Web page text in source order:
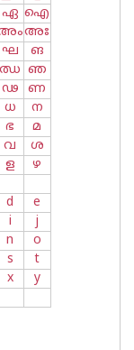
ഏ ഐ
അഃ
ഘ
ങ
ഝ ഞ
ഢ
ണ
ധ
ന
ഭ
മ
വ
ശ
ള
ഴ
d
e
i
j
n
o
s
t
x
y